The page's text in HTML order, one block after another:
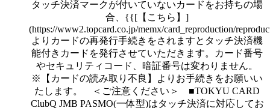
タッチ決済マークが付いていないカードをお持ちの場
合、{{[【こちら】]
(https://www2.topcard.co.jp/memx/card_reproduction/
よりカードの再発行手続きをされますとタッチ決済機
能付きカードを発行させていただきます。カード番号
やセキュリティコード、暗証番号は変わりません。
※【カードの読み取り不良】よりお手続きをお願いい
たします。 ＜ご注意ください＞ ■TOKYU CARD
ClubQ JMB PASMO(一体型)はタッチ決済に対応してお